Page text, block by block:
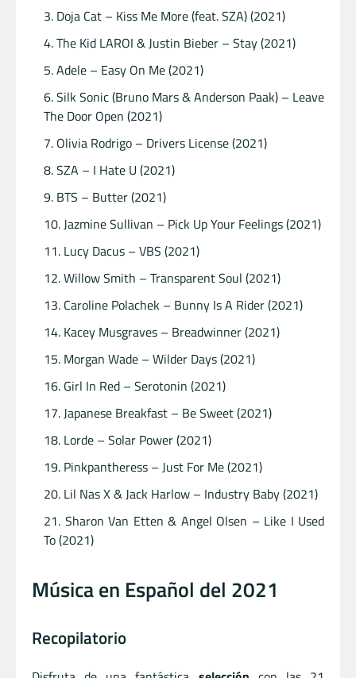
Doja Cat – Kiss Me More (feat. SZA) (2021)
The Kid LAROI & Justin Bieber – Stay (2021)
Adele – Easy On Me (2021)
Silk Sonic (Bruno Mars & Anderson Paak) – Leave
The Door Open (2021)
Olivia Rodrigo – Drivers License (2021)
SZA – I Hate U (2021)
BTS – Butter (2021)
Jazmine Sullivan – Pick Up Your Feelings (2021)
Lucy Dacus – VBS (2021)
Willow Smith – Transparent Soul (2021)
Caroline Polachek – Bunny Is A Rider (2021)
Kacey Musgraves – Breadwinner (2021)
Morgan Wade – Wilder Days (2021)
Girl In Red – Serotonin (2021)
Japanese Breakfast – Be Sweet (2021)
Lorde – Solar Power (2021)
Pinkpantheress – Just For Me (2021)
Lil Nas X & Jack Harlow – Industry Baby (2021)
Sharon Van Etten & Angel Olsen – Like I Used
To (2021)
Música en Español del 2021
Recopilatorio